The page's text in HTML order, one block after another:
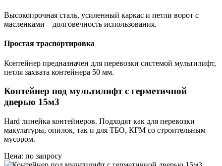
Высокопрочная сталь, усиленный каркас и петли ворот с
масленками – долговечность использования.
Простая траспортировка
Контейнер предназначен для перевозки системой мультилифт,
петля захвата контейнера 50 мм.
Контейнер под мультилифт с герметичной
дверью 15м3
Hard линейка контейнеров. Подходят как для перевозки
макулатуры, опилок, так и для ТБО, КГМ со строительным
мусором.
Цена: по запросу